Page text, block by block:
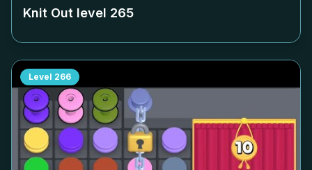
Knit Out level 265
Level 266